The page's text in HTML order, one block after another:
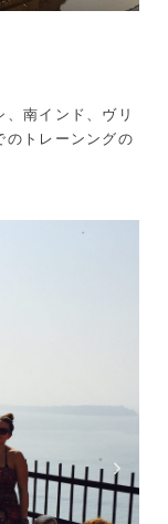
南インド、ヴリ
のトレーンングの